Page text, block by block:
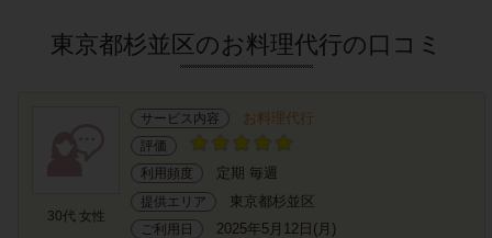
東京都杉並区のお料理代行の口コミ
30代 女性
サービス内容 お料理代行
評価
利用頻度
定期 毎週
提供エリア 東京都杉並区
ご利用日 2025年5月12日(月)